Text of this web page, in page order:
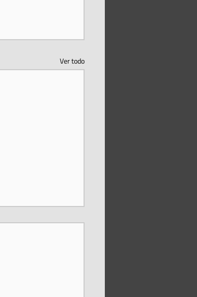
Ver todo